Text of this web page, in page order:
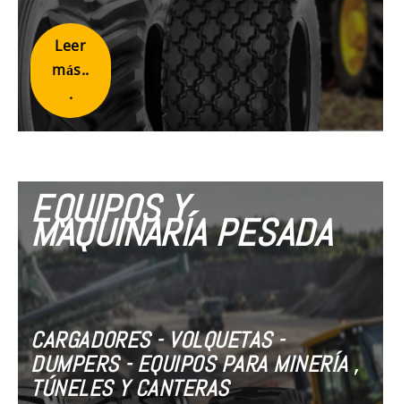
Leer
más..
.
EQUIPOS Y
MAQUINARÍA PESADA
CARGADORES - VOLQUETAS -
DUMPERS - EQUIPOS PARA MINERÍA ,
TÚNELES Y CANTERAS